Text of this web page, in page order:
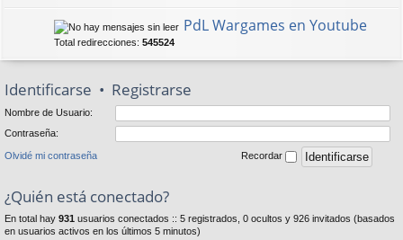
PdL Wargames en Youtube
Total redirecciones: 545524
Identificarse • Registrarse
Nombre de Usuario:
Contraseña:
Olvidé mi contraseña Recordar
¿Quién está conectado?
En total hay 931 usuarios conectados :: 5 registrados, 0 ocultos y 926 invitados (basados
en usuarios activos en los últimos 5 minutos)